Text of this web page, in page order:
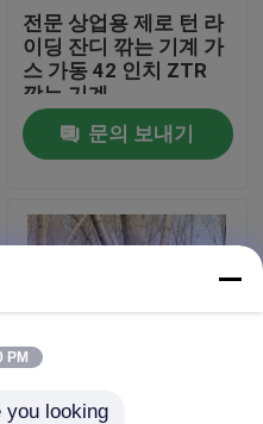
전문 상업용 제로 턴 라
이딩 잔디 깎는 기계 가
스 가동 42 인치 ZTR
깎는 기계
문의 보내기
PM
you looking